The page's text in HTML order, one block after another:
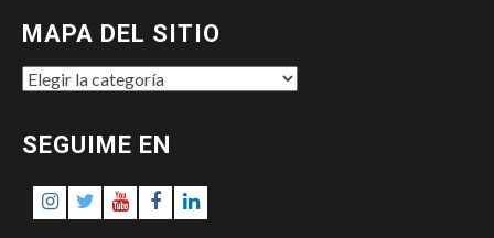
MAPA DEL SITIO
MAPA
SITIO
SEGUIME EN
Instagram
TwitterYoutubeFacebookLinkedIn